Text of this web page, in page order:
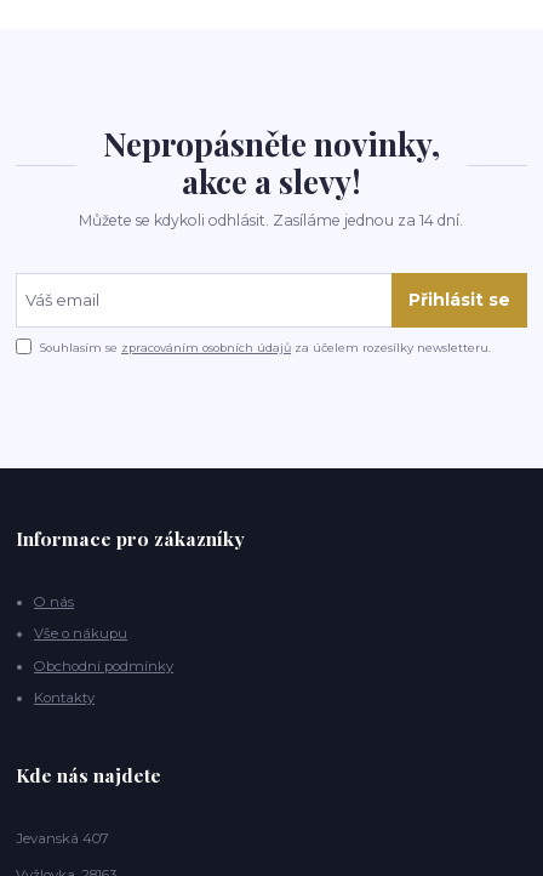
Nepropásněte novinky,
akce a slevy!
Můžete se kdykoli odhlásit. Zasíláme jednou za 14 dní.
Přihlásit se
Souhlasím se zpracováním osobních údajů za účelem rozesílky newsletteru.
Informace pro zákazníky
O nás
Vše o nákupu
Obchodní podmínky
Kontakty
Kde nás najdete
Jevanská 407